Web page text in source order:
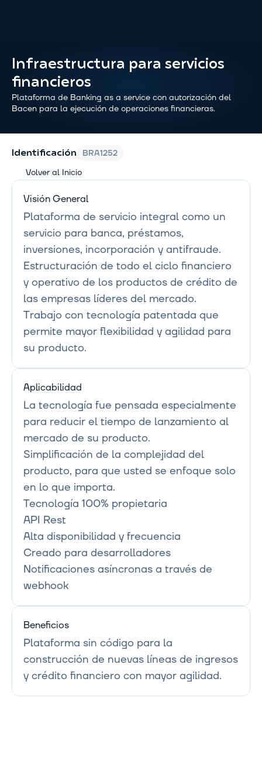
Infraestructura para servicios
financieros
Plataforma de Banking as a service con autorización del
Bacen para la ejecución de operaciones financieras.
Volver al Inicio
Visión General
Plataforma de servicio integral como un
servicio para banca, préstamos,
inversiones, incorporación y antifraude.
Estructuración de todo el ciclo financiero
y operativo de los productos de crédito de
las empresas líderes del mercado.
Trabajo con tecnología patentada que
permite mayor flexibilidad y agilidad para
su producto.
Aplicabilidad
La tecnología fue pensada especialmente
para reducir el tiempo de lanzamiento al
mercado de su producto.
Simplificación de la complejidad del
producto, para que usted se enfoque solo
en lo que importa.
Tecnología 100% propietaria
API Rest
Alta disponibilidad y frecuencia
Creado para desarrolladores
Notificaciones asíncronas a través de
webhook
Beneficios
Plataforma sin código para la
construcción de nuevas líneas de ingresos
y crédito financiero con mayor agilidad.
Identificación BRA1252